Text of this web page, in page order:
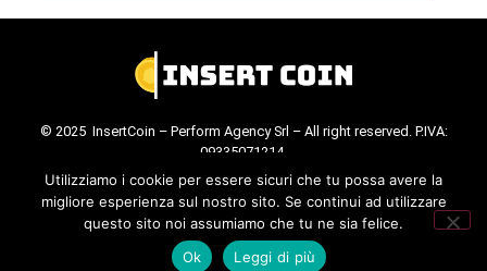
© 2025 InsertCoin – Perform Agency Srl – All right reserved. P.IVA:
09335071214.
Cookie Policy . Privacy Policy.
Utilizziamo i cookie per essere sicuri che tu possa avere la
migliore esperienza sul nostro sito. Se continui ad utilizzare
questo sito noi assumiamo che tu ne sia felice.
Ok
Leggi di più